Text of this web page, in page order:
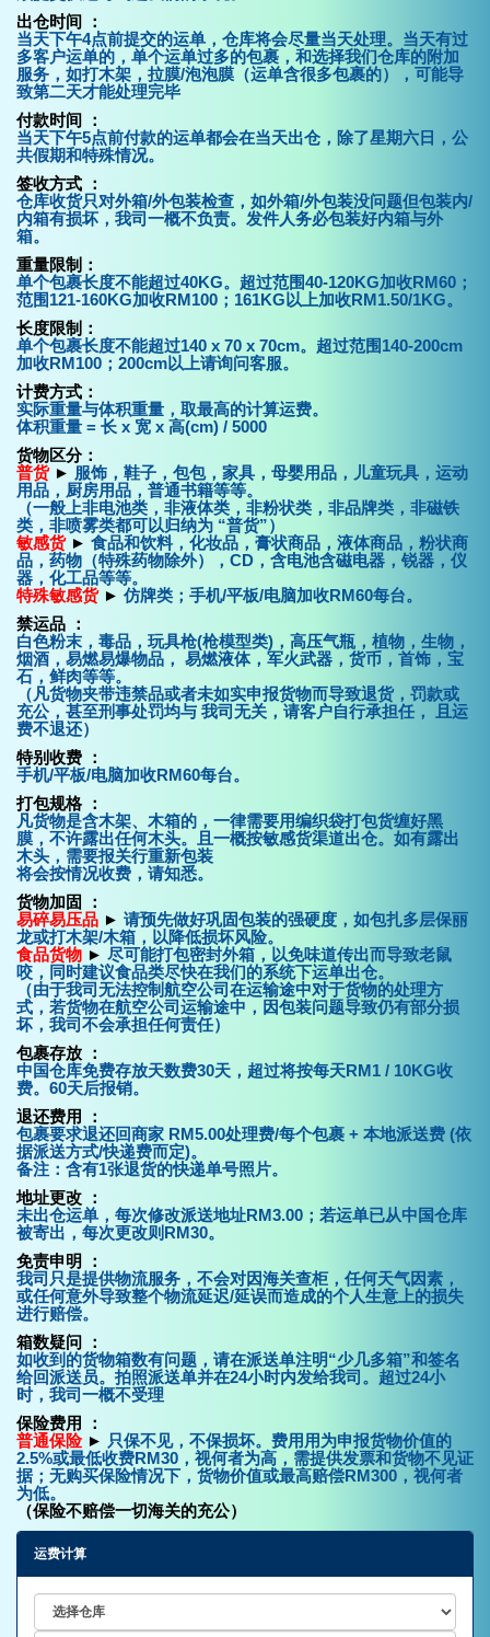
出仓时间 ：
当天下午4点前提交的运单，仓库将会尽量当天处理。当天有过
多客户运单的，单个运单过多的包裹，和选择我们仓库的附加
服务，如打木架，拉膜/泡泡膜（运单含很多包裹的），可能导
致第二天才能处理完毕
付款时间 ：
当天下午5点前付款的运单都会在当天出仓，除了星期六日，公
共假期和特殊情况。
签收方式 ：
仓库收货只对外箱/外包装检查，如外箱/外包装没问题但包装内/
内箱有损坏，我司一概不负责。发件人务必包装好内箱与外
箱。
重量限制：
单个包裹长度不能超过40KG。超过范围40-120KG加收RM60；
范围121-160KG加收RM100；161KG以上加收RM1.50/1KG。
长度限制：
单个包裹长度不能超过140 x 70 x 70cm。超过范围140-200cm
加收RM100；200cm以上请询问客服。
计费方式：
实际重量与体积重量，取最高的计算运费。
体积重量 = 长 x 宽 x 高(cm) / 5000
货物区分：
普货 ► 服饰，鞋子，包包，家具，母婴用品，儿童玩具，运动
用品，厨房用品，普通书籍等等。
（一般上非电池类，非液体类，非粉状类，非品牌类，非磁铁
类，非喷雾类都可以归纳为 “普货”）
敏感货 ► 食品和饮料，化妆品，膏状商品，液体商品，粉状商
品，药物（特殊药物除外），CD，含电池含磁电器，锐器，仪
器，化工品等等。
特殊敏感货 ► 仿牌类；手机/平板/电脑加收RM60每台。
禁运品 ：
白色粉末，毒品，玩具枪(枪模型类)，高压气瓶，植物，生物，
烟酒，易燃易爆物品， 易燃液体，军火武器，货币，首饰，宝
石，鲜肉等等。
（凡货物夹带违禁品或者未如实申报货物而导致退货，罚款或
充公，甚至刑事处罚均与 我司无关，请客户自行承担任， 且运
费不退还）
特别收费 ：
手机/平板/电脑加收RM60每台。
打包规格 ：
凡货物是含木架、木箱的，一律需要用编织袋打包货缠好黑
膜，不许露出任何木头。且一概按敏感货渠道出仓。如有露出
木头，需要报关行重新包装
将会按情况收费，请知悉。
货物加固 ：
易碎易压品 ► 请预先做好巩固包装的强硬度，如包扎多层保丽
龙或打木架/木箱，以降低损坏风险。
食品货物 ► 尽可能打包密封外箱，以免味道传出而导致老鼠
咬，同时建议食品类尽快在我们的系统下运单出仓。
（由于我司无法控制航空公司在运输途中对于货物的处理方
式，若货物在航空公司运输途中，因包装问题导致仍有部分损
坏，我司不会承担任何责任）
包裹存放 ：
中国仓库免费存放天数费30天，超过将按每天RM1 / 10KG收
费。60天后报销。
退还费用 ：
包裹要求退还回商家 RM5.00处理费/每个包裹 + 本地派送费 (依
据派送方式/快递费而定)。
备注：含有1张退货的快递单号照片。
地址更改 ：
未出仓运单，每次修改派送地址RM3.00；若运单已从中国仓库
被寄出，每次更改则RM30。
免责申明 ：
我司只是提供物流服务，不会对因海关查柜，任何天气因素，
或任何意外导致整个物流延迟/延误而造成的个人生意上的损失
进行赔偿。
箱数疑问 ：
如收到的货物箱数有问题，请在派送单注明“少几多箱”和签名
给回派送员。拍照派送单并在24小时内发给我司。超过24小
时，我司一概不受理
保险费用 ：
普通保险 ► 只保不见，不保损坏。费用用为申报货物价值的
2.5%或最低收费RM30，视何者为高，需提供发票和货物不见证
据；无购买保险情况下，货物价值或最高赔偿RM300，视何者
为低。
（保险不赔偿一切海关的充公）
运费计算